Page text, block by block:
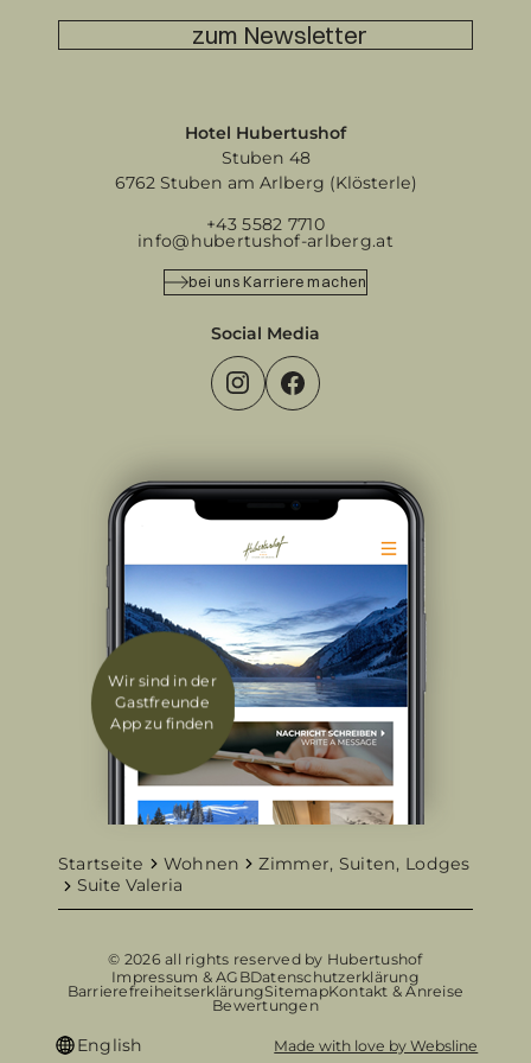
zum Newsletter
Hotel Hubertushof
Stuben 48
6762 Stuben am Arlberg (Klösterle)
+43 5582 7710
info@hubertushof-arlberg.at
bei uns Karriere machen
Social Media
Wir sind in der
Gastfreunde
App zu finden
Startseite Wohnen
Zimmer, Suiten, Lodges
Suite Valeria
© 2026 all rights reserved by Hubertushof
Impressum & AGBDatenschutzerklärung
BarrierefreiheitserklärungSitemapKontakt & Anreise
Bewertungen
English Made with love by Websline